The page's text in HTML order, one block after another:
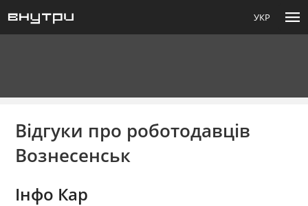
УКР menu
Відгуки про роботодавців
Вознесенськ
Інфо Кар